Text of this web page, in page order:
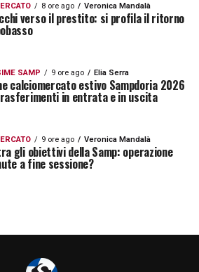
8 ore ago Veronica Mandalà
verso il prestito: si profila il ritorno
SAMP 9 ore ago Elia Serra
calciomercato estivo Sampdoria 2026
in entrata e in uscita
9 ore ago Veronica Mandalà
gli obiettivi della Samp: operazione
a fine sessione?